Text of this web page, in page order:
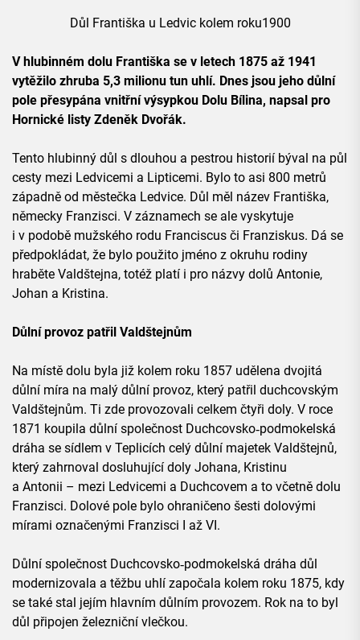
Důl Františka u Ledvic kolem roku1900
V hlubinném dolu Františka se v letech 1875 až 1941
vytěžilo zhruba 5,3 milionu tun uhlí. Dnes jsou jeho důlní
pole přesypána vnitřní výsypkou Dolu Bílina, napsal pro
Hornické listy Zdeněk Dvořák.
Tento hlubinný důl s dlouhou a pestrou historií býval na půl
cesty mezi Ledvicemi a Lipticemi. Bylo to asi 800 metrů
západně od městečka Ledvice. Důl měl název Františka,
německy Franzisci. V záznamech se ale vyskytuje
i v podobě mužského rodu Franciscus či Franziskus. Dá se
předpokládat, že bylo použito jméno z okruhu rodiny
hraběte Valdštejna, totéž platí i pro názvy dolů Antonie,
Johan a Kristina.
Důlní provoz patřil Valdštejnům
Na místě dolu byla již kolem roku 1857 udělena dvojitá
důlní míra na malý důlní provoz, který patřil duchcovským
Valdštejnům. Ti zde provozovali celkem čtyři doly. V roce
1871 koupila důlní společnost Duchcovsko‑podmokelská
dráha se sídlem v Teplicích celý důlní majetek Valdštejnů,
který zahrnoval dosluhující doly Johana, Kristinu
a Antonii – mezi Ledvicemi a Duchcovem a to včetně dolu
Franzisci. Dolové pole bylo ohraničeno šesti dolovými
mírami označenými Franzisci I až VI.
Důlní společnost Duchcovsko‑podmokelská dráha důl
modernizovala a těžbu uhlí započala kolem roku 1875, kdy
se také stal jejím hlavním důlním provozem. Rok na to byl
důl připojen železniční vlečkou.